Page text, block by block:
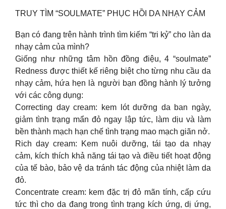
TRUY TÌM “SOULMATE” PHỤC HỒI DA NHẠY CẢM
Bạn có đang trên hành trình tìm kiếm “tri kỷ” cho làn da
nhạy cảm của mình?
Giống như những tâm hồn đồng điệu, 4 “soulmate”
Redness được thiết kế riêng biệt cho từng nhu cầu da
nhạy cảm, hứa hẹn là người bạn đồng hành lý tưởng
với các công dụng:
Correcting day cream: kem lót dưỡng da ban ngày,
giảm tình trạng mẩn đỏ ngay lập tức, làm dịu và làm
bền thành mạch hạn chế tình trạng mao mạch giãn nở.
Rich day cream: Kem nuôi dưỡng, tái tạo da nhạy
cảm, kích thích khả năng tái tạo và điều tiết hoạt động
của tế bào, bảo vệ da tránh tác động của nhiệt làm da
đỏ.
Concentrate cream: kem đặc trị đỏ mãn tính, cấp cứu
tức thì cho da đang trong tình trạng kích ứng, dị ứng,